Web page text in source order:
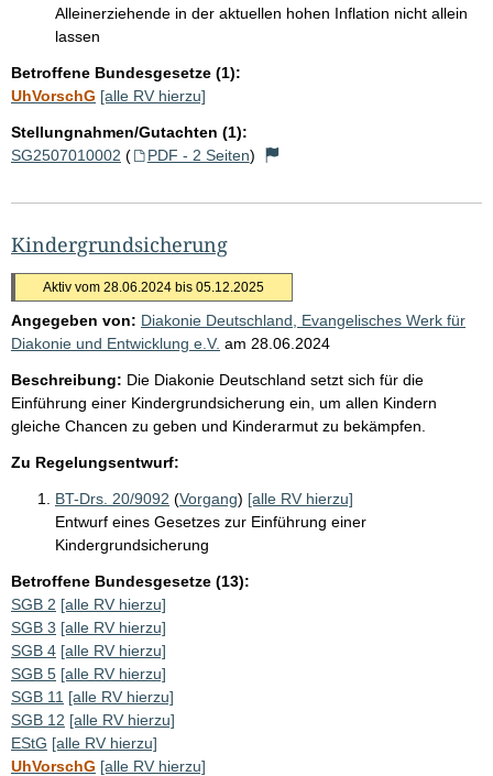
Alleinerziehende in der aktuellen hohen Inflation nicht allein
lassen
Betroffene Bundesgesetze (1):
UhVorschG [alle RV hierzu]
Stellungnahmen/Gutachten (1):
SG2507010002 ( PDF - 2 Seiten)
Kindergrundsicherung
Aktiv vom 28.06.2024 bis 05.12.2025
Angegeben von: Diakonie Deutschland, Evangelisches Werk für
Diakonie und Entwicklung e.V. am 28.06.2024
Beschreibung: Die Diakonie Deutschland setzt sich für die
Einführung einer Kindergrundsicherung ein, um allen Kindern
gleiche Chancen zu geben und Kinderarmut zu bekämpfen.
Zu Regelungsentwurf:
BT-Drs. 20/9092 (Vorgang) [alle RV hierzu]
Entwurf eines Gesetzes zur Einführung einer
Kindergrundsicherung
Betroffene Bundesgesetze (13):
SGB 2 [alle RV hierzu]
SGB 3 [alle RV hierzu]
SGB 4 [alle RV hierzu]
SGB 5 [alle RV hierzu]
SGB 11 [alle RV hierzu]
SGB 12 [alle RV hierzu]
EStG [alle RV hierzu]
UhVorschG [alle RV hierzu]